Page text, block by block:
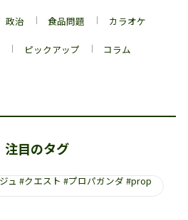
政治 食品問題 カラオケ
ピックアップ コラム
注目のタグ
ュ #クエスト #プロパガンダ #prop